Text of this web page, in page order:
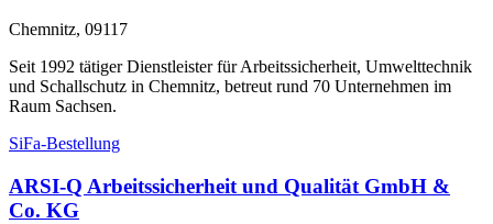
Chemnitz, 09117
Seit 1992 tätiger Dienstleister für Arbeitssicherheit, Umwelttechnik
und Schallschutz in Chemnitz, betreut rund 70 Unternehmen im
Raum Sachsen.
SiFa-Bestellung
ARSI-Q Arbeitssicherheit und Qualität GmbH &
Co. KG